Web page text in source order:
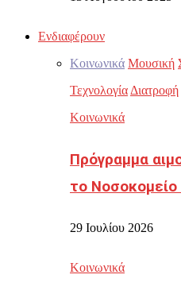
Ενδιαφέρουν
Κοινωνικά Μουσική
Τεχνολογία Διατροφή
Κοινωνικά
Πρόγραμμα
το Νοσοκομείο
29 Ιουλίου 2026
Κοινωνικά